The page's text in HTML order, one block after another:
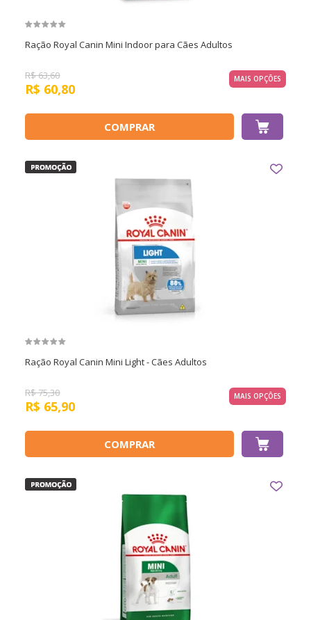
Ração Royal Canin Mini Indoor para Cães Adultos
R$63,60
R$ 60,80
MAIS OPÇÕES
COMPRAR
Ração Royal Canin Mini Light - Cães Adultos
R$75,30
R$ 65,90
MAIS OPÇÕES
COMPRAR